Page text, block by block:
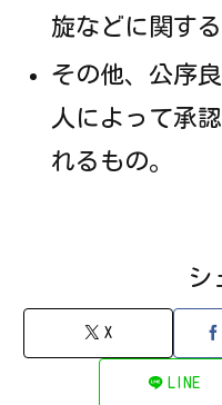
旋などに関する
その他、公序
人によって承
れるもの。
シ
X
LINE